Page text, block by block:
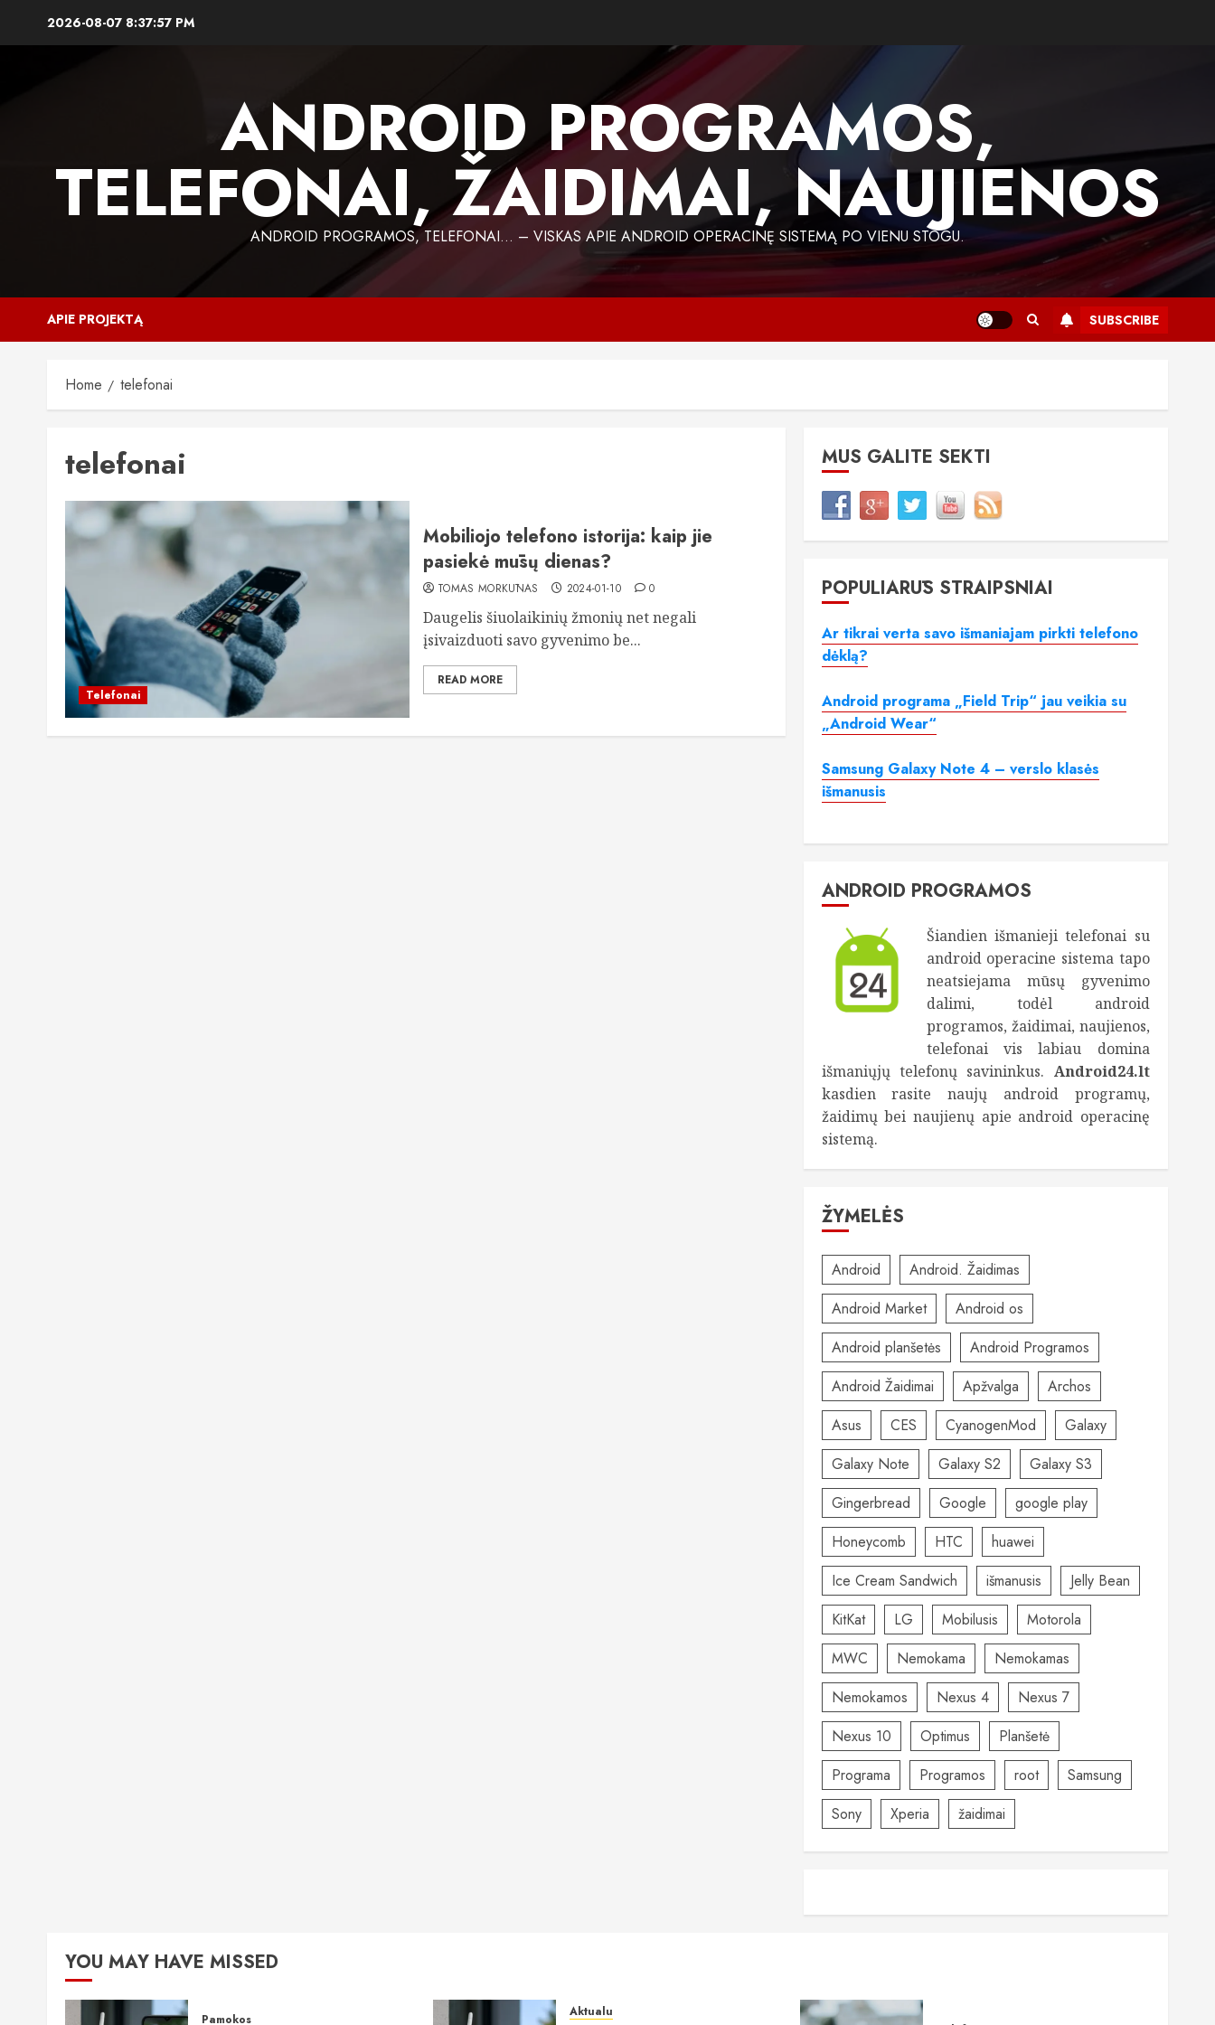
2026-08-07 8:37:58 PM
ANDROID PROGRAMOS,
TELEFONAI, ŽAIDIMAI, NAUJIENOS
ANDROID PROGRAMOS, TELEFONAI… – VISKAS APIE ANDROID OPERACINĘ SISTEMĄ PO VIENU STOGU.
APIE PROJEKTĄ SUBSCRIBE
Home telefonai
telefonai
Telefonai
Mobiliojo telefono istorija: kaip jie
pasiekė mūsų dienas?
TOMAS MORKŪNAS 2024-01-10 0
Daugelis šiuolaikinių žmonių net negali
įsivaizduoti savo gyvenimo be...
READ MORE
MUS GALITE SEKTI
POPULIARŪS STRAIPSNIAI
Ar tikrai verta savo išmaniajam pirkti telefono
dėklą?
Android programa „Field Trip“ jau veikia su
„Android Wear“
Samsung Galaxy Note 4 – verslo klasės
išmanusis
ANDROID PROGRAMOS
Šiandien išmanieji telefonai su
android operacine sistema tapo
neatsiejama mūsų gyvenimo
dalimi, todėl android
programos, žaidimai, naujienos,
telefonai vis labiau domina
išmaniųjų telefonų savininkus. Android24.lt
kasdien rasite naujų android programų,
žaidimų bei naujienų apie android operacinę
sistemą.
ŽYMELĖS
Android
Android. Žaidimas
Android Market
Android os
Android planšetės
Android Programos
Android Žaidimai
Apžvalga
Archos
Asus
CES CyanogenMod
Galaxy
Galaxy Note
Galaxy S2
Galaxy S3
Gingerbread
Google
google play
Honeycomb
HTC
huawei
Ice Cream Sandwich
išmanusis
Jelly Bean
KitKat
LG Mobilusis
Motorola
MWC
Nemokama
Nemokamas
Nemokamos
Nexus 4
Nexus 7
Nexus 10
Optimus
Planšetė
Programa
Programos root
Samsung
Sony
Xperia žaidimai
YOU MAY HAVE MISSED
Pamokos Aktualu